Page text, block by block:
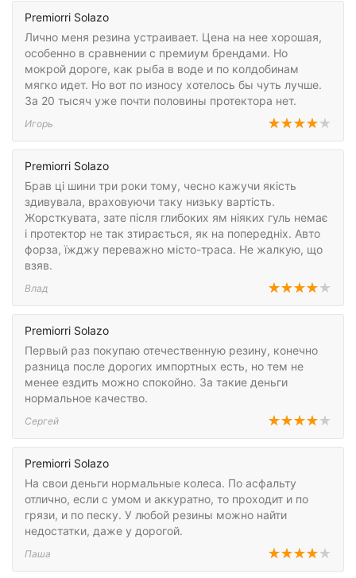
Premiorri Solazo
Лично меня резина устраивает. Цена на нее хорошая,
особенно в сравнении с премиум брендами. Но
мокрой дороге, как рыба в воде и по колдобинам
мягко идет. Но вот по износу хотелось бы чуть лучше.
За 20 тысяч уже почти половины протектора нет.
Игорь
Premiorri Solazo
Брав ці шини три роки тому, чесно кажучи якість
здивувала, враховуючи таку низьку вартість.
Жорсткувата, зате після глибоких ям ніяких гуль немає
і протектор не так зтирається, як на попередніх. Авто
форза, їжджу переважно місто-траса. Не жалкую, що
взяв.
Влад
Premiorri Solazo
Первый раз покупаю отечественную резину, конечно
разница после дорогих импортных есть, но тем не
менее ездить можно спокойно. За такие деньги
нормальное качество.
Сергей
Premiorri Solazo
На свои деньги нормальные колеса. По асфальту
отлично, если с умом и аккуратно, то проходит и по
грязи, и по песку. У любой резины можно найти
недостатки, даже у дорогой.
Паша